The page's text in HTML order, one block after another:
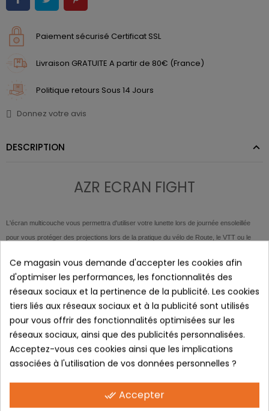
Paiement sécurisé Certificat SSL
Livraison GRATUITE A partir de 80€ (France)
Politique retours Sous 14 Jours
Donnez votre avis
DESCRIPTION
AZR ECRAN FIGHT
L'écran multicouche vous permettra d'utiliser votre lunette lors de journée ensoleillée
pour vous protéger des projections lors de la pratique du vélo de Route, le VTT ou le
Grâce au nouvel écran cylindrique, vous disposerez d’un large
champs de vison ainsi que d’une protection optimale.
Par ailleurs, l’écran en polycarbonate, matériau ultra résistant,
dispose d’un traitement hydrophobe pour diminuer les traces
notamment d’eau.
LES + PRODUITS :
Ce magasin vous demande d'accepter les cookies afin
d'optimiser les performances, les fonctionnalités des
réseaux sociaux et la pertinence de la publicité. Les cookies
tiers liés aux réseaux sociaux et à la publicité sont utilisés
pour vous offrir des fonctionnalités optimisées sur les
réseaux sociaux, ainsi que des publicités personnalisées.
Acceptez-vous ces cookies ainsi que les implications
associées à l'utilisation de vos données personnelles ?
done_all Accepter